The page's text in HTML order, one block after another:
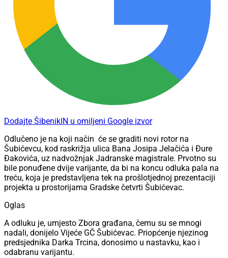
Dodajte ŠibenikIN u omiljeni Google izvor
Odlučeno je na koji način će se graditi novi rotor na
Šubićevcu, kod raskrižja ulica Bana Josipa Jelačića i Đure
Đakovića, uz nadvožnjak Jadranske magistrale. Prvotno su
bile ponuđene dvije varijante, da bi na koncu odluka pala na
treću, koja je predstavljena tek na prošlotjednoj prezentaciji
projekta u prostorijama Gradske četvrti Šubićevac.
Oglas
A odluku je, umjesto Zbora građana, čemu su se mnogi
nadali, donijelo Vijeće GČ Šubićevac. Priopćenje njezinog
predsjednika Darka Trcina, donosimo u nastavku, kao i
odabranu varijantu.